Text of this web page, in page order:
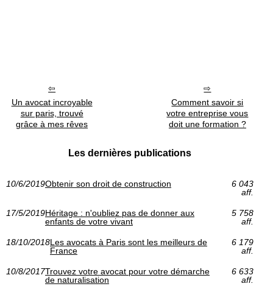
Un avocat incroyable
sur paris, trouvé
grâce à mes rêves
Comment savoir si
votre entreprise vous
doit une formation ?
Les dernières publications
10/6/2019Obtenir son droit de construction
6 043
aff.
17/5/2019Héritage : n'oubliez pas de donner aux
enfants de votre vivant
5 758
aff.
18/10/2018Les avocats à Paris sont les meilleurs de
France
6 179
aff.
10/8/2017Trouvez votre avocat pour votre démarche
de naturalisation
6 633
aff.